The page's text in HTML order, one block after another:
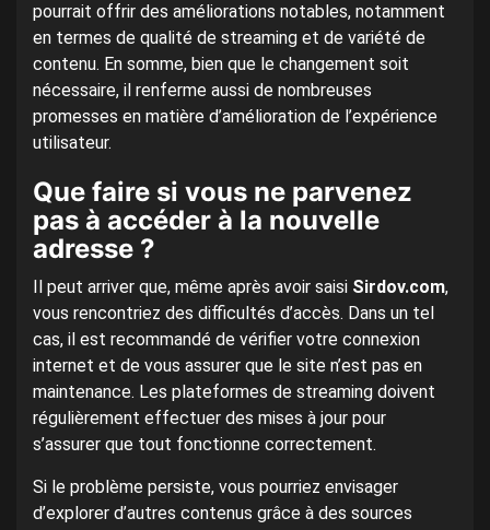
pourrait offrir des améliorations notables, notamment
en termes de qualité de streaming et de variété de
contenu. En somme, bien que le changement soit
nécessaire, il renferme aussi de nombreuses
promesses en matière d’amélioration de l’expérience
utilisateur.
Que faire si vous ne parvenez
pas à accéder à la nouvelle
adresse ?
Il peut arriver que, même après avoir saisi Sirdov.com,
vous rencontriez des difficultés d’accès. Dans un tel
cas, il est recommandé de vérifier votre connexion
internet et de vous assurer que le site n’est pas en
maintenance. Les plateformes de streaming doivent
régulièrement effectuer des mises à jour pour
s’assurer que tout fonctionne correctement.
Si le problème persiste, vous pourriez envisager
d’explorer d’autres contenus grâce à des sources